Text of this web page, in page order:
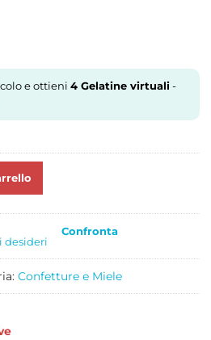
e ottieni 4Gelatine virtuali-
desideri
Confronta
Confetture e Miele